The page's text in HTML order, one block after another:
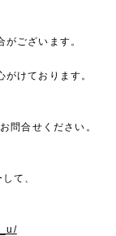
ございます。
けております。
問合せください。
て、